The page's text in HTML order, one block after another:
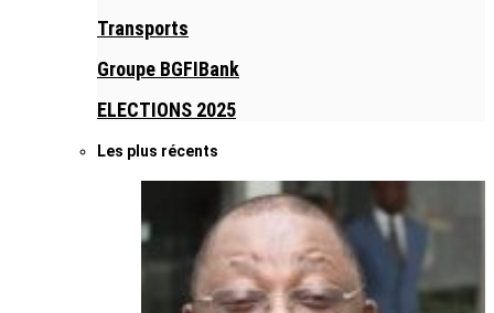
Transports
Groupe BGFIBank
ELECTIONS 2025
Les plus récents